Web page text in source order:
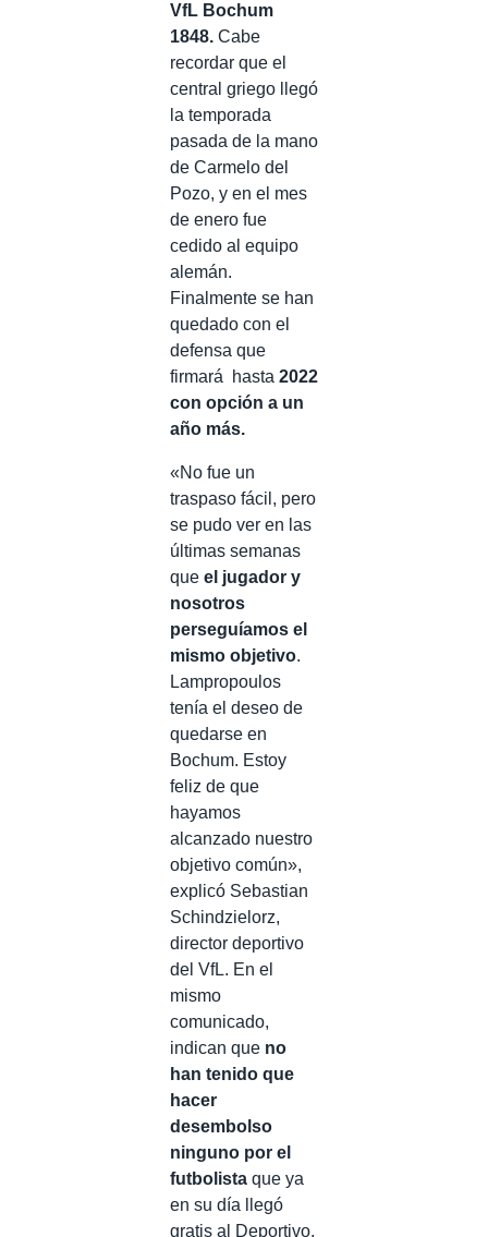
VfL Bochum
1848. Cabe
recordar que el
central griego llegó
la temporada
pasada de la mano
de Carmelo del
Pozo, y en el mes
de enero fue
cedido al equipo
alemán.
Finalmente se han
quedado con el
defensa que
firmará hasta 2022
con opción a un
año más.
«No fue un
traspaso fácil, pero
se pudo ver en las
últimas semanas
que el jugador y
nosotros
perseguíamos el
mismo objetivo.
Lampropoulos
tenía el deseo de
quedarse en
Bochum. Estoy
feliz de que
hayamos
alcanzado nuestro
objetivo común»,
explicó Sebastian
Schindzielorz,
director deportivo
del VfL. En el
mismo
comunicado,
indican que no
han tenido que
hacer
desembolso
ninguno por el
futbolista que ya
en su día llegó
gratis al Deportivo.